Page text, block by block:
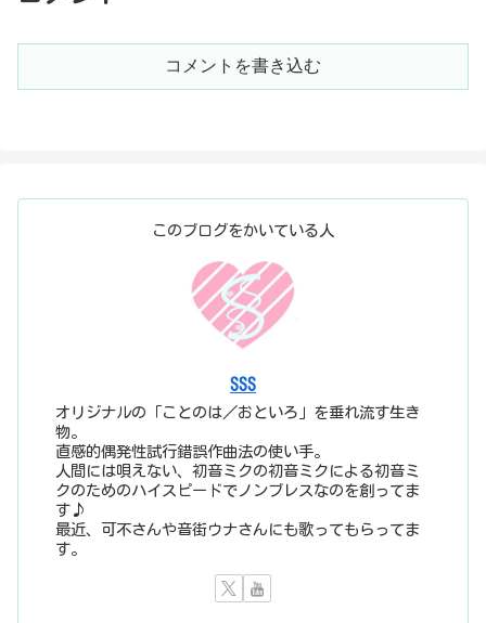
コメントを書き込む
このブログをかいている人
SSS
オリジナルの「ことのは／おといろ」を垂れ流す生き
物。
直感的偶発性試行錯誤作曲法の使い手。
人間には唄えない、初音ミクの初音ミクによる初音ミ
クのためのハイスピードでノンブレスなのを創ってま
す♪
最近、可不さんや音街ウナさんにも歌ってもらってま
す。